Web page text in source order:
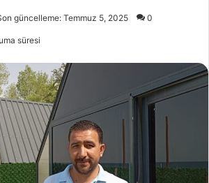
güncelleme: Temmuz 5, 2025 0
süresi